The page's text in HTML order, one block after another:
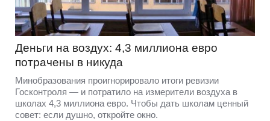
Деньги на воздух: 4,3 миллиона евро
потрачены в никуда
Минобразования проигнорировало итоги ревизии
Госконтроля — и потратило на измерители воздуха в
школах 4,3 миллиона евро. Чтобы дать школам ценный
совет: если душно, откройте окно.